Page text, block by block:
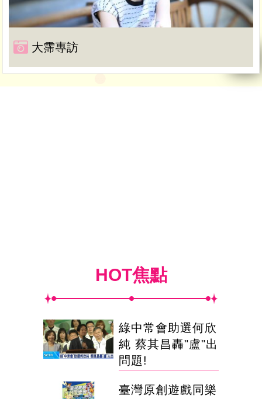
大霈專訪
HOT焦點
綠中常會助選何欣
純 蔡其昌轟"盧"出
問題!
臺灣原創遊戲同樂